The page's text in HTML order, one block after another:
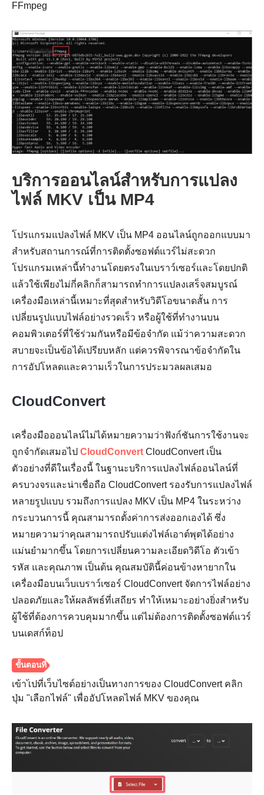
ขั้นตอนที่
3
ขั้นตอนที่
ขั้นตอนที่
FFmpeg
บริการออนไลน์สำหรับการแปลง
ไฟล์ MKV เป็น MP4
โปรแกรมแปลงไฟล์ MKV เป็น MP4 ออนไลน์ถูกออกแบบมา
สำหรับสถานการณ์ที่การติดตั้งซอฟต์แวร์ไม่สะดวก
โปรแกรมเหล่านี้ทำงานโดยตรงในเบราว์เซอร์และโดยปกติ
แล้วใช้เพียงไม่กี่คลิกก็สามารถทำการแปลงเสร็จสมบูรณ์
เครื่องมือเหล่านี้เหมาะที่สุดสำหรับวิดีโอขนาดสั้น การ
เปลี่ยนรูปแบบไฟล์อย่างรวดเร็ว หรือผู้ใช้ที่ทำงานบน
คอมพิวเตอร์ที่ใช้ร่วมกันหรือมีข้อจำกัด แม้ว่าความสะดวก
สบายจะเป็นข้อได้เปรียบหลัก แต่ควรพิจารณาข้อจำกัดใน
การอัปโหลดและความเร็วในการประมวลผลเสมอ
CloudConvert
เครื่องมือออนไลน์ไม่ได้หมายความว่าฟังก์ชันการใช้งานจะ
ถูกจำกัดเสมอไป CloudConvert CloudConvert เป็น
ตัวอย่างที่ดีในเรื่องนี้ ในฐานะบริการแปลงไฟล์ออนไลน์ที่
ครบวงจรและน่าเชื่อถือ CloudConvert รองรับการแปลงไฟล์
หลายรูปแบบ รวมถึงการแปลง MKV เป็น MP4 ในระหว่าง
กระบวนการนี้ คุณสามารถตั้งค่าการส่งออกเองได้ ซึ่ง
หมายความว่าคุณสามารถปรับแต่งไฟล์เอาต์พุตได้อย่าง
แม่นยำมากขึ้น โดยการเปลี่ยนความละเอียดวิดีโอ ตัวเข้า
รหัส และคุณภาพ เป็นต้น คุณสมบัตินี้ค่อนข้างหายากใน
เครื่องมือบนเว็บเบราว์เซอร์ CloudConvert จัดการไฟล์อย่าง
ปลอดภัยและให้ผลลัพธ์ที่เสถียร ทำให้เหมาะอย่างยิ่งสำหรับ
ผู้ใช้ที่ต้องการควบคุมมากขึ้น แต่ไม่ต้องการติดตั้งซอฟต์แวร์
บนเดสก์ท็อป
เข้าไปที่เว็บไซต์อย่างเป็นทางการของ CloudConvert คลิก
ปุ่ม "เลือกไฟล์" เพื่ออัปโหลดไฟล์ MKV ของคุณ